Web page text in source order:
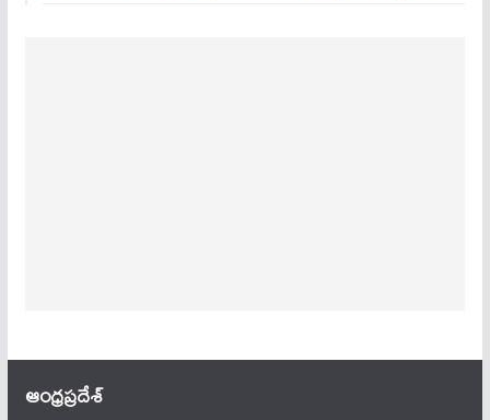
ఆంధ్ర‌ప్ర‌దేశ్